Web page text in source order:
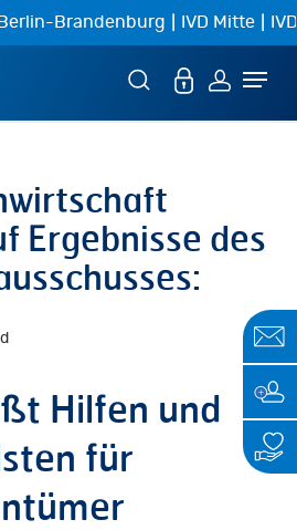
Berlin-Brandenburg | IVD Mitte |
Ergebnisse des
Hilfen und
für